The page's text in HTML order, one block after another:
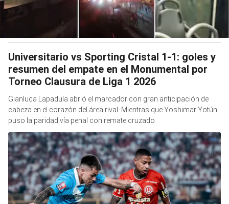
Universitario vs Sporting Cristal 1-1: goles y
resumen del empate en el Monumental por
Torneo Clausura de Liga 1 2026
Gianluca Lapadula abrió el marcador con gran anticipación de
cabeza en el corazón del área rival. Mientras que Yoshimar Yotún
puso la paridad vía penal con remate cruzado